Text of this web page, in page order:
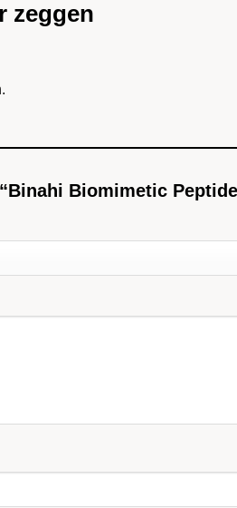
zeggen
Biomimetic